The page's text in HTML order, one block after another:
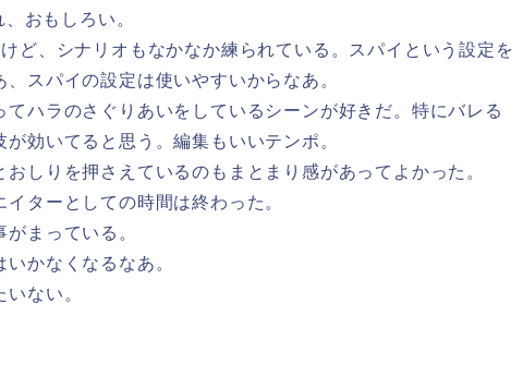
おもしろい。
ど、シナリオもなかなか練られている。スパイという設定を
スパイの設定は使いやすいからなあ。
てハラのさぐりあいをしているシーンが好きだ。特にバレる
効いてると思う。編集もいいテンポ。
しりを押さえているのもまとまり感があってよかった。
ターとしての時間は終わった。
まっている。
かなくなるなあ。
ない。